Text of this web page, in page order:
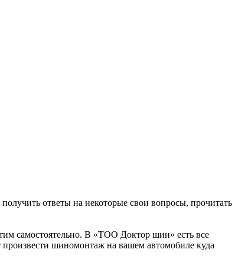
ответы на некоторые свои вопросы, прочитать
самостоятельно. В «ТОО Доктор шин» есть все
шиномонтаж на вашем автомобиле куда